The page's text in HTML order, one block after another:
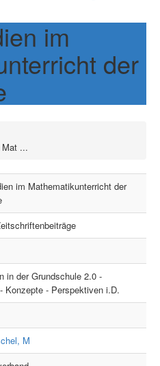
im
der
Mat ...
im Mathematikunterricht der
in der Grundschule 2.0 -
Konzepte - Perspektiven i.D.
M